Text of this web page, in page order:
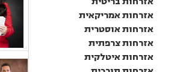
אזרחות אמריקאית
אזרחות אוסטרית
אזרחות צרפתית
אזרחות איטלקית